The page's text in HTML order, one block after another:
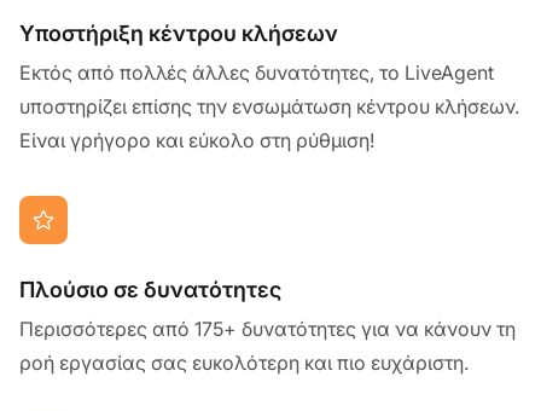
Υποστήριξη κέντρου κλήσεων
Εκτός από πολλές άλλες δυνατότητες, το LiveAgent
υποστηρίζει επίσης την ενσωμάτωση κέντρου κλήσεων.
Είναι γρήγορο και εύκολο στη ρύθμιση!
Πλούσιο σε δυνατότητες
Περισσότερες από 175+ δυνατότητες για να κάνουν τη
ροή εργασίας σας ευκολότερη και πιο ευχάριστη.